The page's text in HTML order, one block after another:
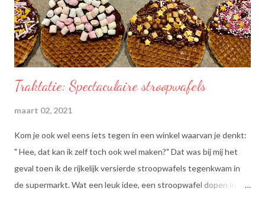
Traktatie: Spectaculaire stroopwafels
maart 02, 2021
Kom je ook wel eens iets tegen in een winkel waarvan je denkt:
" Hee, dat kan ik zelf toch ook wel maken?" Dat was bij mij het
geval toen ik de rijkelijk versierde stroopwafels tegenkwam in
de supermarkt. Wat een leuk idee, een stroopwafel dopen in